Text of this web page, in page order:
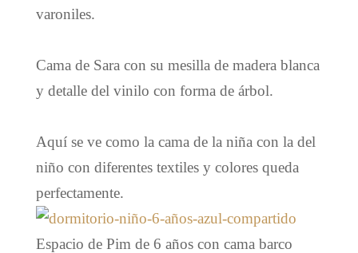
varoniles.
Cama de Sara con su mesilla de madera blanca
y detalle del vinilo con forma de árbol.
Aquí se ve como la cama de la niña con la del
niño con diferentes textiles y colores queda
perfectamente.
Espacio de Pim de 6 años con cama barco